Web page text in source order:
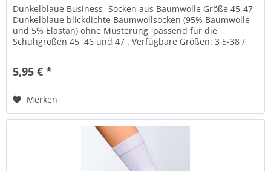
Dunkelblaue Business- Socken aus Baumwolle Größe 45-47
Dunkelblaue blickdichte Baumwollsocken (95% Baumwolle
und 5% Elastan) ohne Musterung, passend für die
Schuhgrößen 45, 46 und 47 . Verfügbare Größen: 3 5-38 /
5,95 € *
Merken